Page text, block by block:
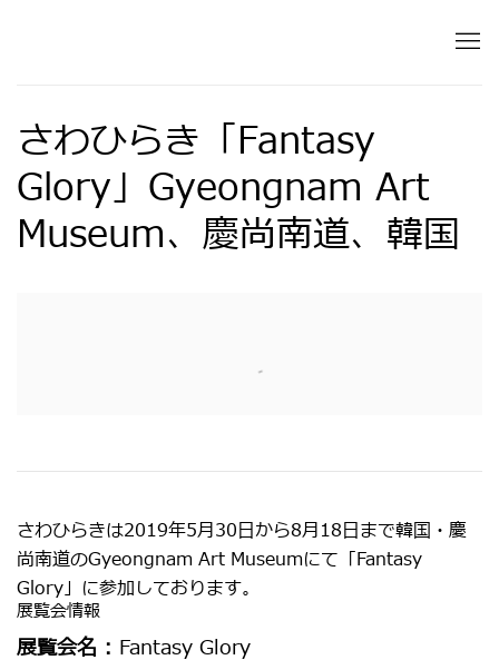
さわひらき「Fantasy
Glory」Gyeongnam Art
Museum、慶尚南道、韓国
さわひらきは2019年5月30日から8月18日まで韓国・慶
尚南道のGyeongnam Art Museumにて「Fantasy
Glory」に参加しております。
展覧会情報
展覧会名 : Fantasy Glory